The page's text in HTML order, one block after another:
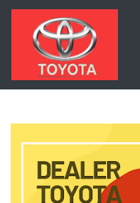
Langsung ke konten utama